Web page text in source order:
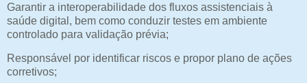
Garantir a interoperabilidade dos fluxos assistenciais à
saúde digital, bem como conduzir testes em ambiente
controlado para validação prévia;
Responsável por identificar riscos e propor plano de ações
corretivos;